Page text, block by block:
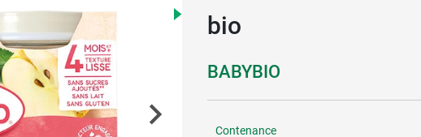
bio
BABYBIO
Contenance